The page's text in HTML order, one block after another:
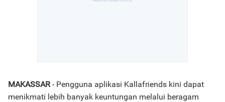
MAKASSAR- Pengguna aplikasi Kallafriends kini dapat
menikmati lebih banyak keuntungan melalui beragam